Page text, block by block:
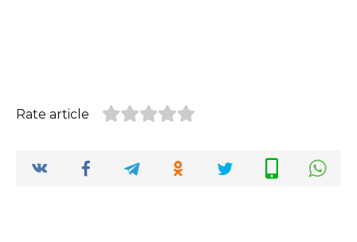
Rate article